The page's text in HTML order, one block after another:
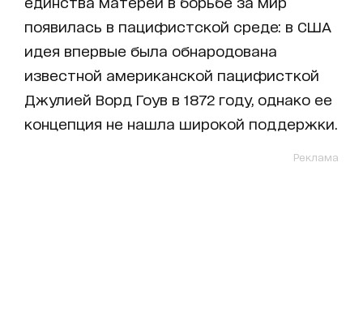
появилась в пацифистской среде: в США
идея впервые была обнародована
известной американской пацифисткой
Джулией Ворд Гоув в 1872 году, однако ее
концепция не нашла широкой поддержки.
Реклама